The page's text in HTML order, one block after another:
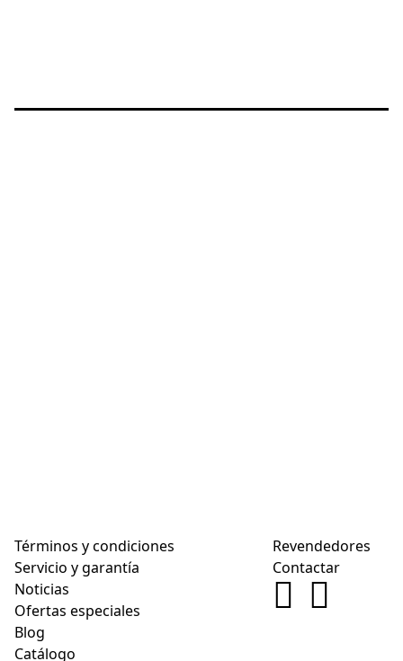
Términos y condiciones
Servicio y garantía
Noticias
Ofertas especiales
Blog
Catálogo
Revendedores
Contactar